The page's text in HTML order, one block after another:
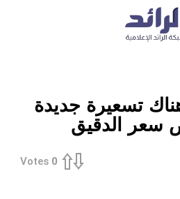
تسعيرة جديدة
سعر الدقيق
0
Votes